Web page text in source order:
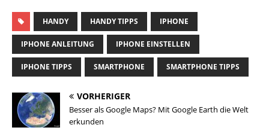
HANDY HANDY TIPPS IPHONE
IPHONE ANLEITUNG IPHONE EINSTELLEN
IPHONE TIPPS SMARTPHONE SMARTPHONE TIPPS
VORHERIGER
Besser als Google Maps? Mit Google Earth die Welt
erkunden